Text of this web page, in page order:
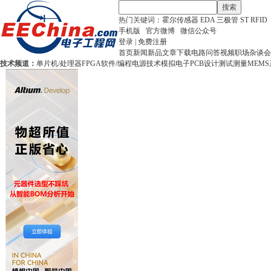
搜索
热门关键词： 霍尔传感器 EDA 三极管 ST RFID
手机版
官方微博
微信公众号
登录 免费注册
首页新闻新品文章下载电路问答视频职场杂谈
技术频道： 单片机/处理器FPGA软件/编程电源技术模拟电子PCB设计测试测量MEMS